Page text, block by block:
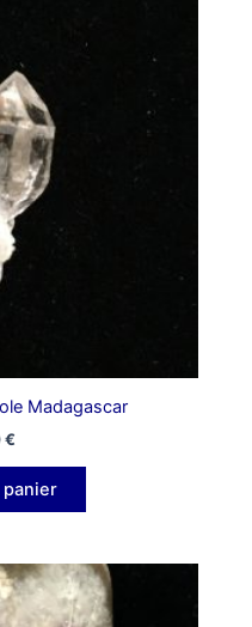
Madagascar
€